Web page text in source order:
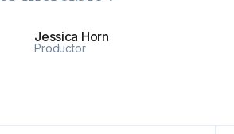
Jessica Horn
Productor